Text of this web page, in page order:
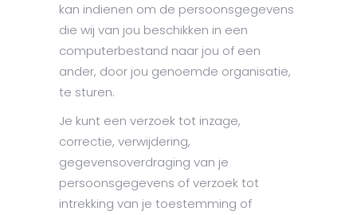
kan indienen om de persoonsgegevens
die wij van jou beschikken in een
computerbestand naar jou of een
ander, door jou genoemde organisatie,
te sturen.
Je kunt een verzoek tot inzage,
correctie, verwijdering,
gegevensoverdraging van je
persoonsgegevens of verzoek tot
intrekking van je toestemming of